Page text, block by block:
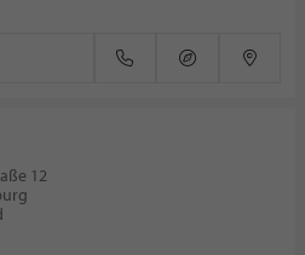
12